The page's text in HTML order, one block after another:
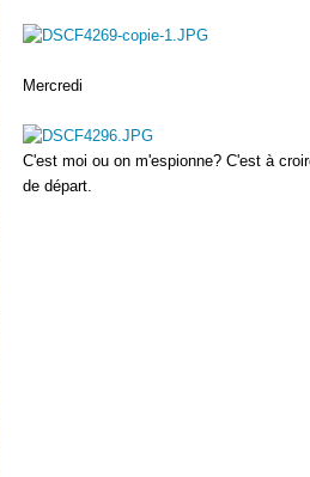
Mercredi
C'est moi ou on m'espionne? C'est à
de départ.